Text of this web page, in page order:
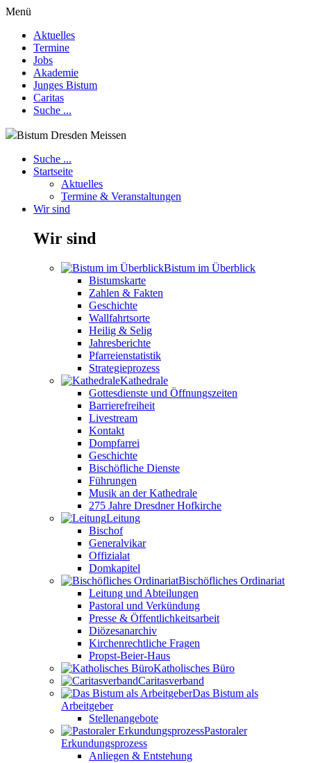
Menü
Aktuelles
Termine
Jobs
Akademie
Junges Bistum
Caritas
Suche ...
Bistum Dresden Meissen
Suche ...
Startseite
Aktuelles
Termine & Veranstaltungen
Wir sind
Wir sind
Bistum im Überblick
Bistumskarte
Zahlen & Fakten
Geschichte
Wallfahrtsorte
Heilig & Selig
Jahresberichte
Pfarreienstatistik
Strategieprozess
Kathedrale
Gottesdienste und Öffnungszeiten
Barrierefreiheit
Livestream
Kontakt
Dompfarrei
Geschichte
Bischöfliche Dienste
Führungen
Musik an der Kathedrale
275 Jahre Dresdner Hofkirche
Leitung
Bischof
Generalvikar
Offizialat
Domkapitel
Bischöfliches Ordinariat
Leitung und Abteilungen
Pastoral und Verkündung
Presse & Öffentlichkeitsarbeit
Diözesanarchiv
Kirchenrechtliche Fragen
Propst-Beier-Haus
Katholisches Büro
Caritasverband
Das Bistum als
Arbeitgeber
Stellenangebote
Pastoraler
Erkundungsprozess
Anliegen & Entstehung